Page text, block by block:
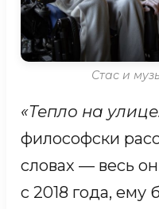
цыплят. А еще
маленькая
замечала то,
где книгу
Она помогала
ботинки,
Стас и
«Тепло на
философски
словах — весь
с 2018 года, ему